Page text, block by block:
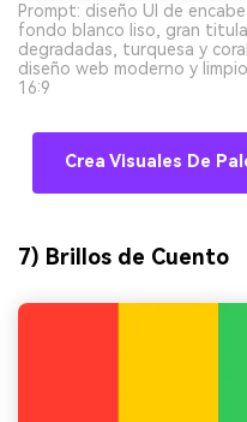
Prompt: diseño UI de
fondo blanco liso, gran
degradadas, turquesa y
diseño web moderno y
16:9
Crea Visuales De
7) Brillos de Cuento